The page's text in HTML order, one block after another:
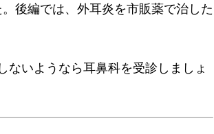
後編では、外耳炎を市販薬で治した
ないようなら耳鼻科を受診しましょ